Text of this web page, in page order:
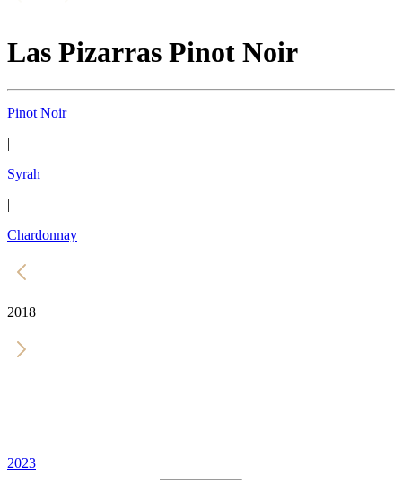
Las Pizarras Pinot Noir
Pinot Noir
|
Syrah
|
Chardonnay
2018
2023